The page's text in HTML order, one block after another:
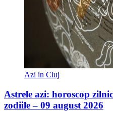
Azi in Cluj
Astrele azi: horoscop
zodiile – 09 august 2026